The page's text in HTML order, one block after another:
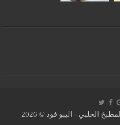
المطبخ الحلبي - اليبو فود © 2026